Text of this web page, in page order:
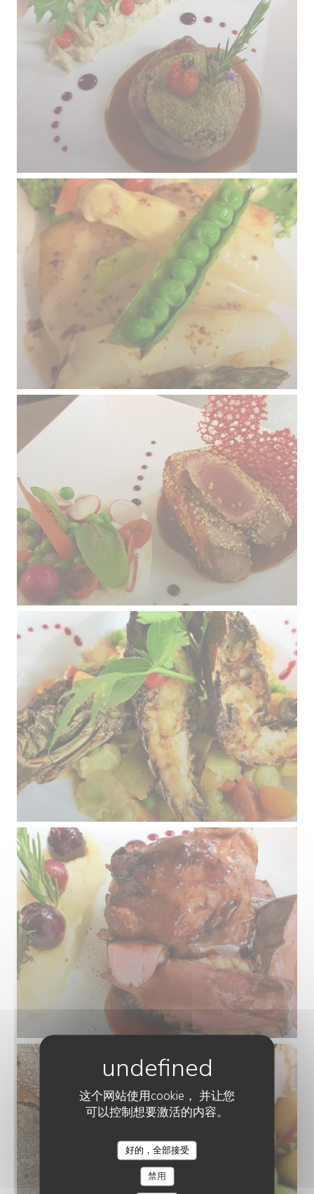
这个网站使用cookie， 并让您
可以控制想要激活的内容。
好的，全部接受
禁用